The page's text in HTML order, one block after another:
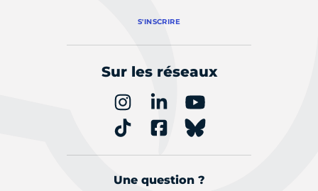
S'INSCRIRE
Sur les réseaux
Une question ?